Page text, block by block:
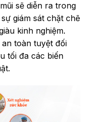
sẽ diễn ra trong
giám sát chặt chẽ
kinh nghiệm.
toàn tuyệt đối
tối đa các biến